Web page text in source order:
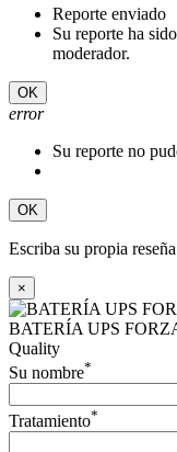
Reporte enviado
Su reporte ha
moderador.
OK
error
Su reporte no
OK
Escriba su propia reseña
×
BATERÍA UPS
Quality
Su nombre*
Tratamiento*